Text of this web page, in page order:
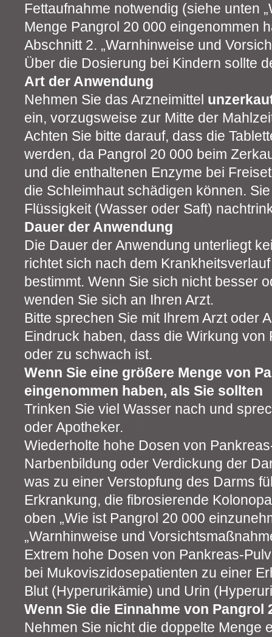
Fettaufnahme notwendig (siehe unten
Menge Pangrol 20 000 eingenommen
Abschnitt 2. „Warnhinweise und
Über die Dosierung bei Kindern sollte
Art der Anwendung
Nehmen Sie das Arzneimittel
ein, vorzugsweise zur Mitte der
Achten Sie bitte darauf, dass die
werden, da Pangrol 20 000 beim
und die enthaltenen Enzyme bei
die Schleimhaut schädigen können.
Flüssigkeit (Wasser oder Saft)
Dauer der Anwendung
Die Dauer der Anwendung unterliegt
richtet sich nach dem
bestimmt. Wenn Sie sich nicht besser
wenden Sie sich an Ihren Arzt.
Bitte sprechen Sie mit Ihrem Arzt oder
Eindruck haben, dass die Wirkung von
oder zu schwach ist.
Wenn Sie eine größere Menge von
eingenommen haben, als Sie sollten
Trinken Sie viel Wasser nach und
oder Apotheker.
Wiederholte hohe Dosen von
Narbenbildung oder Verdickung der
was zu einer Verstopfung des Darms
Erkrankung, die fibrosierende
oben „Wie ist Pangrol 20 000
„Warnhinweise und
Extrem hohe Dosen von Pankreas-
bei Mukoviszidosepatienten zu einer
Blut (Hyperurikämie) und Urin
Wenn Sie die Einnahme von Pangrol
Nehmen Sie nicht die doppelte Menge